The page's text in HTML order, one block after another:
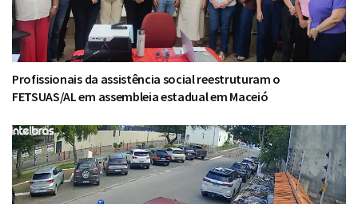
Profissionais da assistência social reestruturam o
FETSUAS/AL em assembleia estadual em Maceió